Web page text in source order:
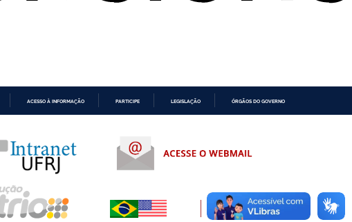
ACESSO À INFORMAÇÃO PARTICIPE LEGISLAÇÃO ÓRGÃOS DO GOVERNO